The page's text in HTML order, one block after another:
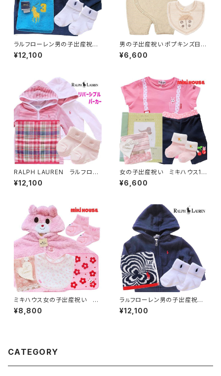
ラルフローレン男の子出産祝
い 秋冬用 長袖（9ヶ月～）3
点ギフト
¥12,100
男の子出産祝い ポプキンズ日本
製ベビー服（6～12ヶ月）テント
ウムシセット
¥6,600
RALPH LAUREN ラルフロー
レン女の子出産祝い リバーシ
ブルベビー服セット
¥12,100
女の子出産祝い ミキハウス1
歳ベビー服セットとベビー用品
¥6,600
ミキハウス女の子出産祝い 秋
冬ふんわりベビーポンチョセット
¥8,800
ラㇽフローレン男の子出産祝
い 定番ネイビーパーカー祝福
セット
¥12,100
CATEGORY